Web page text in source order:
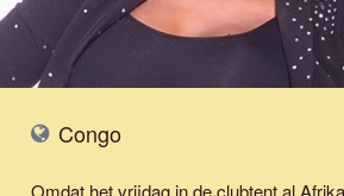
Congo
Omdat het vrijdag in de clubtent al